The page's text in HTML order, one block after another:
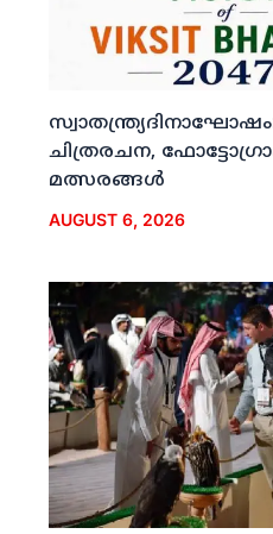
ചിത്രരചന,
മത്സരങ്ങള്‍
AUGUST 6, 2026